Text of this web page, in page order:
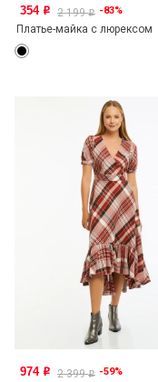
354 o 2 199o -83%
Платье-майка с люрексом
974 o 2 399o -59%